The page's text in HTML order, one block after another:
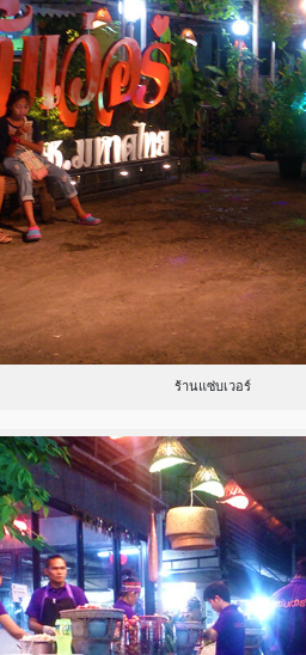
ร้านแซ่บเวอร์